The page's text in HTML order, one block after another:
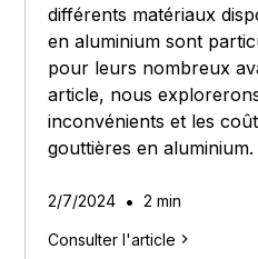
différents matériaux
en aluminium sont
pour leurs nombreux
article, nous
inconvénients et les
gouttières en aluminium.
2/7/2024 • 2 min
Consulter l'article